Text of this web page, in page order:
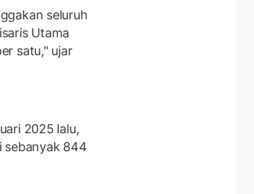
seluruh
Utama
satu," ujar
2025 lalu,
sebanyak 844